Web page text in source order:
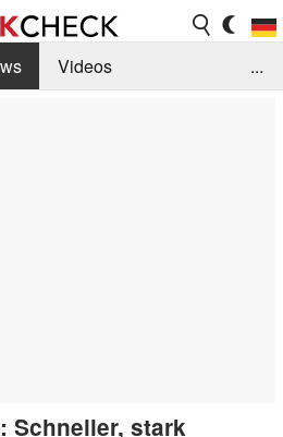
Videos
...
Schneller, stark